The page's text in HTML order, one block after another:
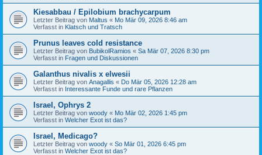
Kiesabbau / Epilobium brachycarpum
Letzter Beitrag von Maltus « Mo Mär 09, 2026 8:46 am
Verfasst in Klatsch und Tratsch
Prunus leaves cold resistance
Letzter Beitrag von BubikolRamios « Sa Mär 07, 2026 8:30 pm
Verfasst in Fragen und Diskussionen
Galanthus nivalis x elwesii
Letzter Beitrag von Anagallis « Do Mär 05, 2026 12:28 am
Verfasst in Interessante Funde und rare Pflanzen
Israel, Ophrys 2
Letzter Beitrag von woody « Mo Mär 02, 2026 1:45 pm
Verfasst in Welcher Exot ist das?
Israel, Medicago?
Letzter Beitrag von woody « So Mär 01, 2026 6:45 pm
Verfasst in Welcher Exot ist das?